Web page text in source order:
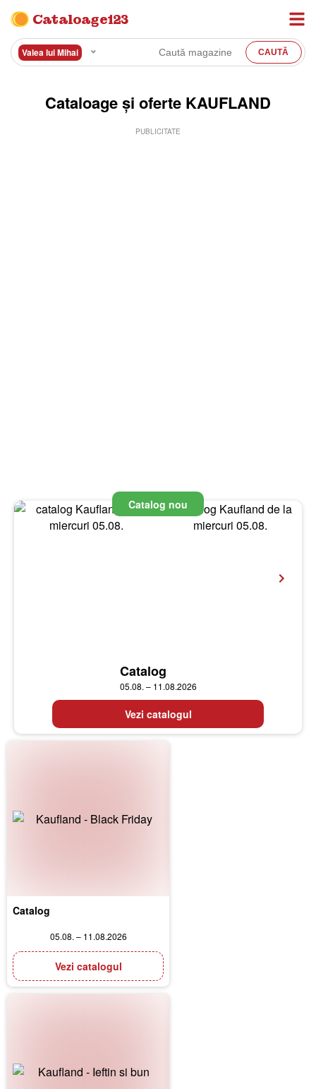
Cataloage123
Valea lui Mihai
Cataloage și oferte KAUFLAND
PUBLICITATE
Catalog nou
Catalog
05.08. – 11.08.2026
Vezi catalogul
Catalog
05.08. – 11.08.2026
Vezi catalogul